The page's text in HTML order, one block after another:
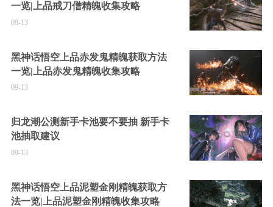
一览|上品戒刀僧精魄收集攻略
09-13
黑神话悟空上品赤发鬼精魄获取方法
一览|上品赤发鬼精魄收集攻略
09-13
归龙潮公测新手卡池要不要抽 新手卡
池抽取建议
09-13
黑神话悟空上品泥塑金刚精魄获取方
法一览|上品泥塑金刚精魄收集攻略